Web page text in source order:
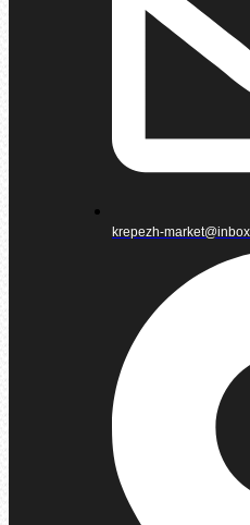
krepezh-